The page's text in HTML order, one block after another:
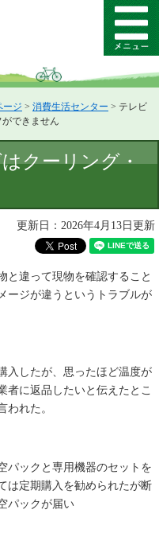
メ
ニ
ー
ージ > 消費生活センター > テレビ
できません
クーリング・
更新日：2026年4月13日更新
違って現物を確認すること
ージが違うというトラブルが
入したが、思ったほど温度が
者に返品したいと伝えたとこ
われた。
パックと専用機器のセットを
は定期購入を勧められたが断
パックが届い